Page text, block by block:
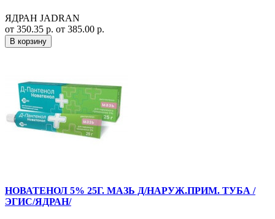
ЯДРАН JADRAN
от 350.35 р. от 385.00 р.
В корзину
НОВАТЕНОЛ 5% 25Г. МАЗЬ Д/НАРУЖ.ПРИМ. ТУБА /
ЭГИС/ЯДРАН/